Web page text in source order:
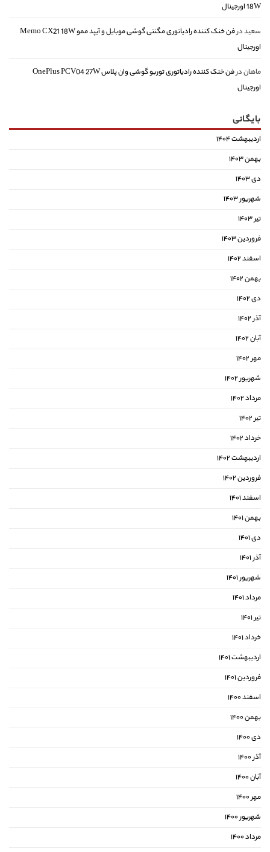
18W اورجینال
سعیددر
فن خنک کننده رادیاتوری مگنتی گوشی موبایل و آیپد ممو Memo CX21 18W
اورجینال
ماهاندر
فن خنک کننده رادیاتوری توربو گوشی وان پلاس OnePlus PCV04 27W
اورجینال
بایگانی
اردیبهشت ۱۴۰۴
بهمن ۱۴۰۳
دی ۱۴۰۳
شهریور ۱۴۰۳
تیر ۱۴۰۳
فروردین ۱۴۰۳
اسفند ۱۴۰۲
بهمن ۱۴۰۲
دی ۱۴۰۲
آذر ۱۴۰۲
آبان ۱۴۰۲
مهر ۱۴۰۲
شهریور ۱۴۰۲
مرداد ۱۴۰۲
تیر ۱۴۰۲
خرداد ۱۴۰۲
اردیبهشت ۱۴۰۲
فروردین ۱۴۰۲
اسفند ۱۴۰۱
بهمن ۱۴۰۱
دی ۱۴۰۱
آذر ۱۴۰۱
شهریور ۱۴۰۱
مرداد ۱۴۰۱
تیر ۱۴۰۱
خرداد ۱۴۰۱
اردیبهشت ۱۴۰۱
فروردین ۱۴۰۱
اسفند ۱۴۰۰
بهمن ۱۴۰۰
دی ۱۴۰۰
آذر ۱۴۰۰
آبان ۱۴۰۰
مهر ۱۴۰۰
شهریور ۱۴۰۰
مرداد ۱۴۰۰